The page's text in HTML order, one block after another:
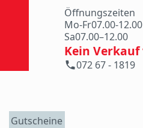
Öffnungszeiten
Mo-Fr07.00-
Sa07.00–12.00
Kein Verkauf
072 67 - 1819
Gutscheine